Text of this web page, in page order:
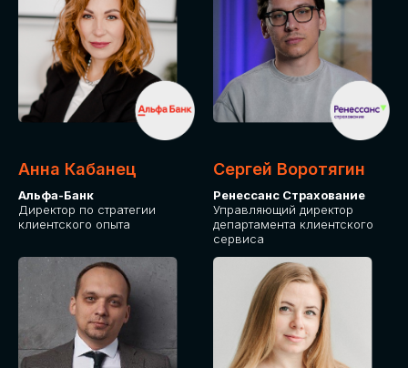
Анна Кабанец
Альфа-Банк
Директор по стратегии
клиентского опыта
Сергей Воротягин
Ренессанс Страхование
Управляющий директор
департамента клиентского
сервиса
СТОИМОСТЬ
УЧАСТИЯ